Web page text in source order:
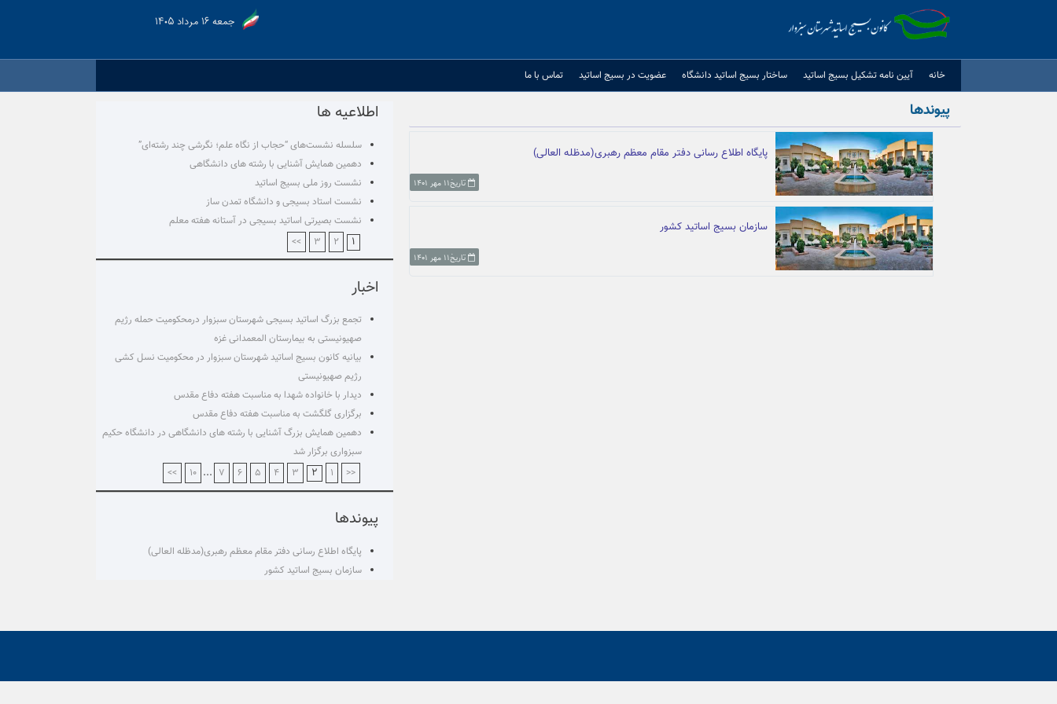
جمعه ۱۶ مرداد ۱۴۰۵
خانه آيين نامه تشكيل بسيج اساتيد ساختار بسیج اساتید دانشگاه عضویت در بسیج اساتید تماس با ما
پیوندها
پایگاه اطلاع رسانی دفتر مقام معظم رهبری(مدظله العالی)
تاریخ۱۱ مهر ۱۴۰۱
سازمان بسیج اساتید کشور
تاریخ۱۱ مهر ۱۴۰۱
اطلاعیه ها
سلسله نشست‌های “حجاب از نگاه علم؛ نگرشی چند رشته‌ای”
دهمین همایش آشنایی با رشته های دانشگاهی
نشست روز ملی بسیج اساتید
نشست استاد بسیجی و دانشگاه تمدن ساز
نشست بصیرتی اساتید بسیجی در آستانه هفته معلم
۱ ۲ ۳ >>
اخبار
تجمع بزرگ اساتید بسیجی شهرستان سبزوار درمحکومیت حمله رژیم
صهیونیستی به بیمارستان المعمدانی غزه
بیانیه کانون بسیج اساتید شهرستان سبزوار در محکومیت نسل کشی
رژیم صهیونیستی
دیدار با خانواده شهدا به مناسبت هفته دفاع مقدس
برگزاری گلگشت به مناسبت هفته دفاع مقدس
دهمین همایش بزرگ آشنایی با رشته های دانشگاهی در دانشگاه حکیم
سبزواری برگزار شد
<<
۱ ۲ ۳ ۴ ۵ ۶ ۷ ... ۱۰ >>
پیوندها
پایگاه اطلاع رسانی دفتر مقام معظم رهبری(مدظله العالی)
سازمان بسیج اساتید کشور